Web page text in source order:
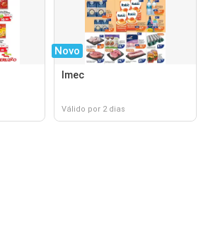
Novo
Imec
Válido por 2 dias